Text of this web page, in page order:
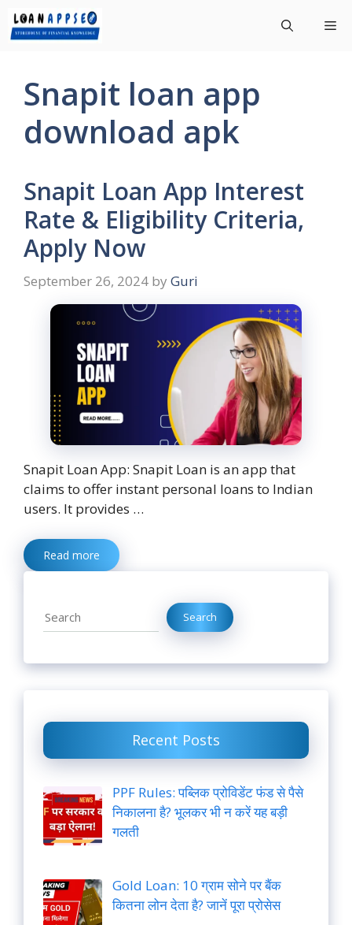
Skip
to
Snapit loan app
download apk
Snapit Loan App Interest
Rate & Eligibility Criteria,
Apply Now
September 26, 2024 by Guri
Snapit Loan App: Snapit Loan is an app that
claims to offer instant personal loans to Indian
users. It provides …
Read more
Search Search
Recent Posts
PPF Rules: पब्लिक प्रोविडेंट फंड से पैसे
निकालना है? भूलकर भी न करें यह बड़ी
गलती
Gold Loan: 10 ग्राम सोने पर बैंक
कितना लोन देता है? जानें पूरा प्रोसेस